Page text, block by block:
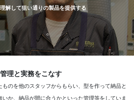
解して狙い通りの製品を提供する
理と実務をこなす
のを他のスタッフからもらい、型を作って納品と
か、納品が間に合うかといった管理等をしていま